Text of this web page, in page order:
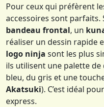
Pour ceux qui préfèrent
accessoires sont parfaits.
bandeau frontal, un
réaliser un dessin rapide
logo ninja sont les plus
ils utilisent une palette
bleu, du gris et une
Akatsuki). C’est idéal
express.